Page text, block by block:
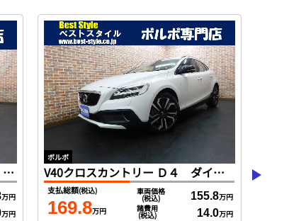
XC60 Ｄ４ ＡＷＤ モメンタム ディーゼルターボ インテリセーフ マルーンブラウン革 ＳＥＮＳＵＳ ＤＴＶ 全方位カメラ Ｐアシスト ＤＳＲＣ ２０１９モデル
万円
万円
ボルボ
V40クロスカントリー Ｄ４ ダイナミックエディション １５０台特別限定車 ポールスターｐｋｇ インテリセーフ ＳＥＮＳＵＳ ＤＴＶ バックカメラ スマートキー ＤＳＲＣ ＬＥＤヘッド １オナ ２０１９最終モデル
支払総額(税込)
169.8万円
車両価格
(税込) 155.8万円
諸費用
(税込) 14.0万円